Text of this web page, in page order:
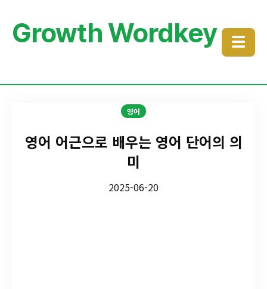
Growth Wordkey ☰
영어
영어 어근으로 배우는 영어 단어의 의
미
2025-06-20